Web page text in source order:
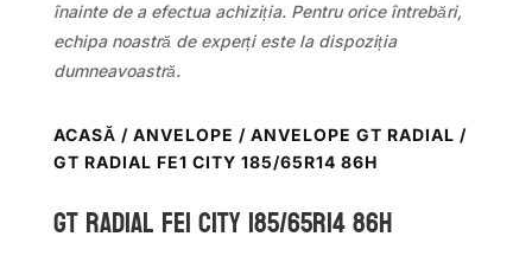
înainte de a efectua achiziția. Pentru orice întrebări,
echipa noastră de experți este la dispoziția
dumneavoastră.
ACASĂ / ANVELOPE / ANVELOPE GT RADIAL /
GT RADIAL FE1 CITY 185/65R14 86H
GT Radial FE1 CITY 185/65R14 86H